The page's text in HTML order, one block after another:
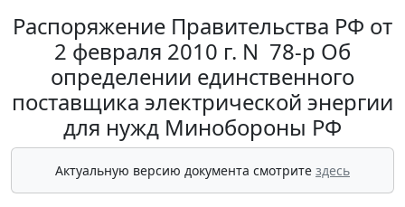
Распоряжение Правительства РФ от
2 февраля 2010 г. N 78-р Об
определении единственного
поставщика электрической энергии
для нужд Минобороны РФ
Актуальную версию документа смотрите здесь